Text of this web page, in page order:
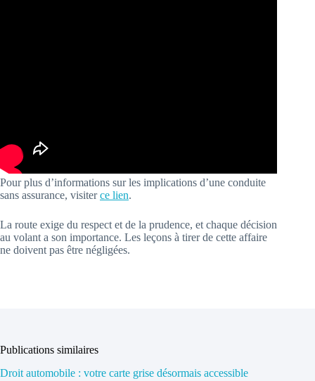
Pour plus d’informations sur les implications d’une conduite
sans assurance, visiterce lien.
La route exige du respect et de la prudence, et chaque décision
au volant a son importance. Les leçons à tirer de cette affaire
ne doivent pas être négligées.
Publications similaires
Droit automobile : votre carte grise désormais accessible